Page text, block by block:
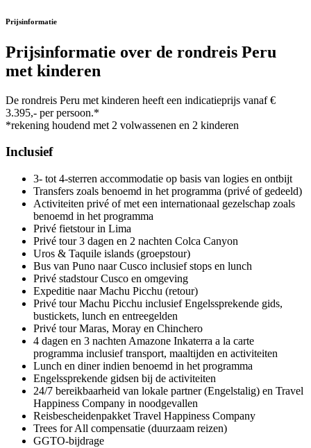
Prijsinformatie
Prijsinformatie over de rondreis Peru
met kinderen
De rondreis Peru met kinderen heeft een indicatieprijs vanaf €
3.395,- per persoon.*
*rekening houdend met 2 volwassenen en 2 kinderen
Inclusief
3- tot 4-sterren accommodatie op basis van logies en ontbijt
Transfers zoals benoemd in het programma (privé of gedeeld)
Activiteiten privé of met een internationaal gezelschap zoals
benoemd in het programma
Privé fietstour in Lima
Privé tour 3 dagen en 2 nachten Colca Canyon
Uros & Taquile islands (groepstour)
Bus van Puno naar Cusco inclusief stops en lunch
Privé stadstour Cusco en omgeving
Expeditie naar Machu Picchu (retour)
Privé tour Machu Picchu inclusief Engelssprekende gids,
bustickets, lunch en entreegelden
Privé tour Maras, Moray en Chinchero
4 dagen en 3 nachten Amazone Inkaterra a la carte
programma inclusief transport, maaltijden en activiteiten
Lunch en diner indien benoemd in het programma
Engelssprekende gidsen bij de activiteiten
24/7 bereikbaarheid van lokale partner (Engelstalig) en Travel
Happiness Company in noodgevallen
Reisbescheidenpakket Travel Happiness Company
Trees for All compensatie (duurzaam reizen)
GGTO-bijdrage